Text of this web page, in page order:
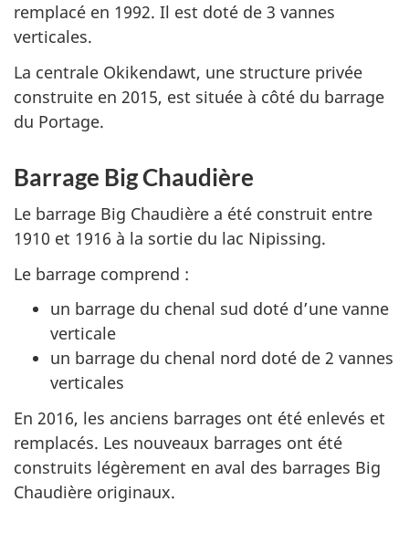
remplacé en 1992. Il est doté de 3 vannes
verticales.
La centrale Okikendawt, une structure privée
construite en 2015, est située à côté du barrage
du Portage.
Barrage Big Chaudière
Le barrage Big Chaudière a été construit entre
1910 et 1916 à la sortie du lac Nipissing.
Le barrage comprend :
un barrage du chenal sud doté d’une vanne
verticale
un barrage du chenal nord doté de 2 vannes
verticales
En 2016, les anciens barrages ont été enlevés et
remplacés. Les nouveaux barrages ont été
construits légèrement en aval des barrages Big
Chaudière originaux.